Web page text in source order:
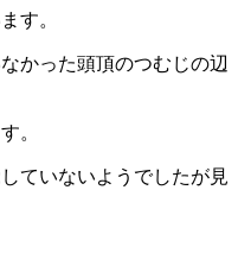
す。
かった頭頂のつむじの辺
。
ていないようでしたが見